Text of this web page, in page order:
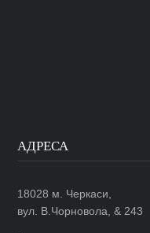
АДРЕСА
18028 м. Черкаси,
вул. В.Чорновола, & 243